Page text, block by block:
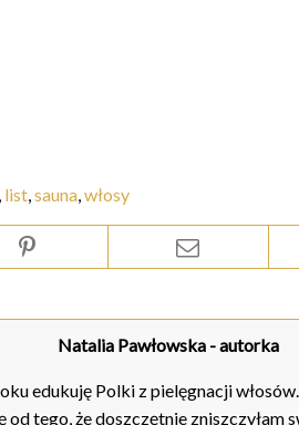
list,sauna,włosy
Natalia Pawłowska- autorka
edukuję Polki z pielęgnacji
od tego, że doszczętnie zniszczyłam